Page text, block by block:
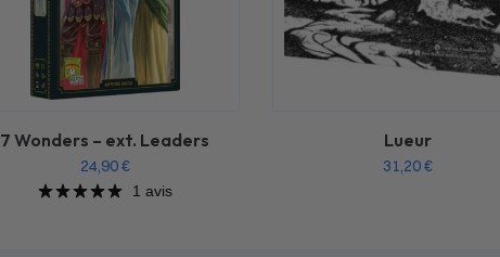
7 Wonders – ext. Leaders
24,90€
1 avis
Lueur
31,20€